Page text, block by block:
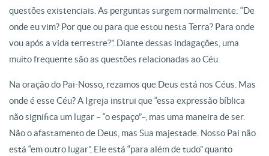
questões existenciais. As perguntas surgem normalmente: “De
onde eu vim? Por que ou para que estou nesta Terra? Para onde
vou após a vida terrestre?”. Diante dessas indagações, uma
muito frequente são as questões relacionadas ao Céu.
Na oração do Pai-Nosso, rezamos que Deus está nos Céus. Mas
onde é esse Céu? A Igreja instrui que “essa expressão bíblica
não significa um lugar – “o espaço”–, mas uma maneira de ser.
Não o afastamento de Deus, mas Sua majestade. Nosso Pai não
está “em outro lugar”, Ele está “para além de tudo” quanto